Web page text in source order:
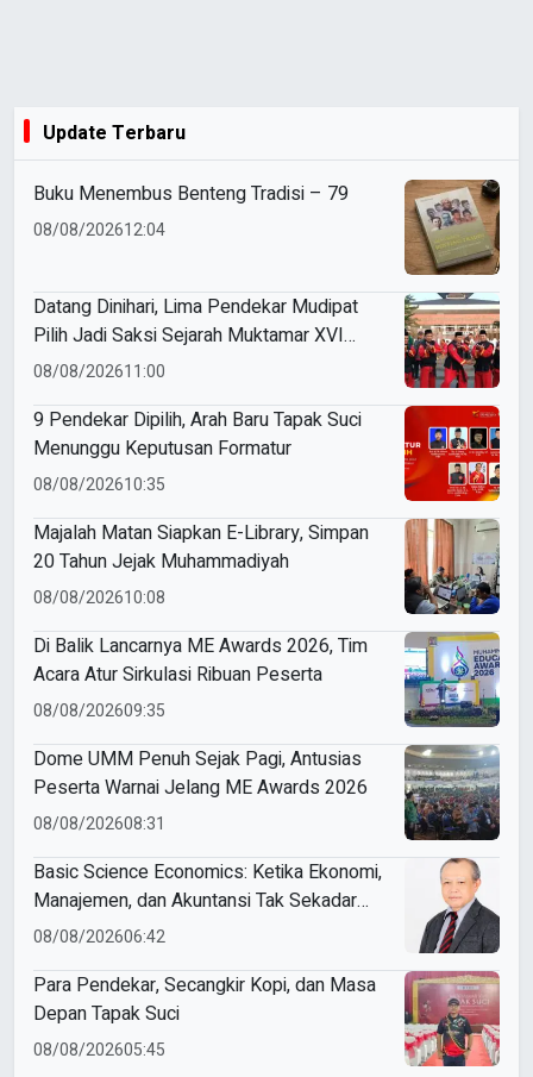
Update Terbaru
Buku Menembus Benteng Tradisi – 79
08/08/202612:04
Datang Dinihari, Lima Pendekar Mudipat
Pilih Jadi Saksi Sejarah Muktamar XVI
Tapak Suci
08/08/202611:00
9 Pendekar Dipilih, Arah Baru Tapak Suci
Menunggu Keputusan Formatur
08/08/202610:35
Majalah Matan Siapkan E-Library, Simpan
20 Tahun Jejak Muhammadiyah
08/08/202610:08
Di Balik Lancarnya ME Awards 2026, Tim
Acara Atur Sirkulasi Ribuan Peserta
08/08/202609:35
Dome UMM Penuh Sejak Pagi, Antusias
Peserta Warnai Jelang ME Awards 2026
08/08/202608:31
Basic Science Economics: Ketika Ekonomi,
Manajemen, dan Akuntansi Tak Sekadar
Bicara Angka
08/08/202606:42
Para Pendekar, Secangkir Kopi, dan Masa
Depan Tapak Suci
08/08/202605:45